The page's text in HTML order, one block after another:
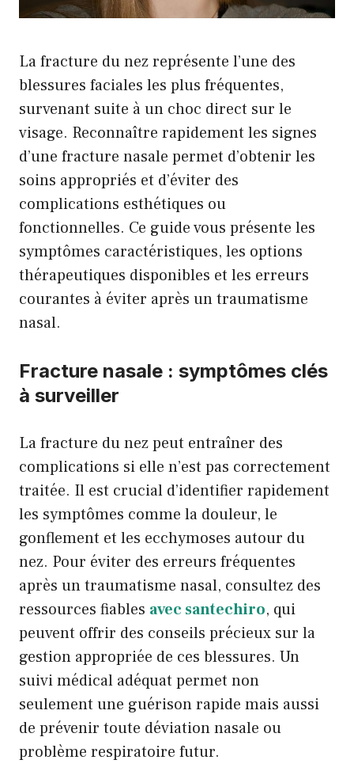
La fracture du nez représente l’une des
blessures faciales les plus fréquentes,
survenant suite à un choc direct sur le
visage. Reconnaître rapidement les signes
d’une fracture nasale permet d’obtenir les
soins appropriés et d’éviter des
complications esthétiques ou
fonctionnelles. Ce guide vous présente les
symptômes caractéristiques, les options
thérapeutiques disponibles et les erreurs
courantes à éviter après un traumatisme
nasal.
Fracture nasale : symptômes clés
à surveiller
La fracture du nez peut entraîner des
complications si elle n’est pas correctement
traitée. Il est crucial d’identifier rapidement
les symptômes comme la douleur, le
gonflement et les ecchymoses autour du
nez. Pour éviter des erreurs fréquentes
après un traumatisme nasal, consultez des
ressources fiables avec santechiro, qui
peuvent offrir des conseils précieux sur la
gestion appropriée de ces blessures. Un
suivi médical adéquat permet non
seulement une guérison rapide mais aussi
de prévenir toute déviation nasale ou
problème respiratoire futur.